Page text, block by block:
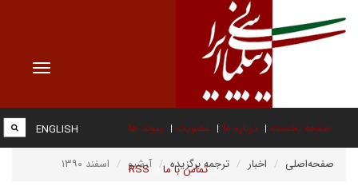
Toggle
صفحه نخست درباره ما عضویت پیوند ها
تماس با ما RSS
ENGLISH
صفحه‌اصلی اخبار ترجمه برگزیده آرشیو اسفند ۱۳۹۰